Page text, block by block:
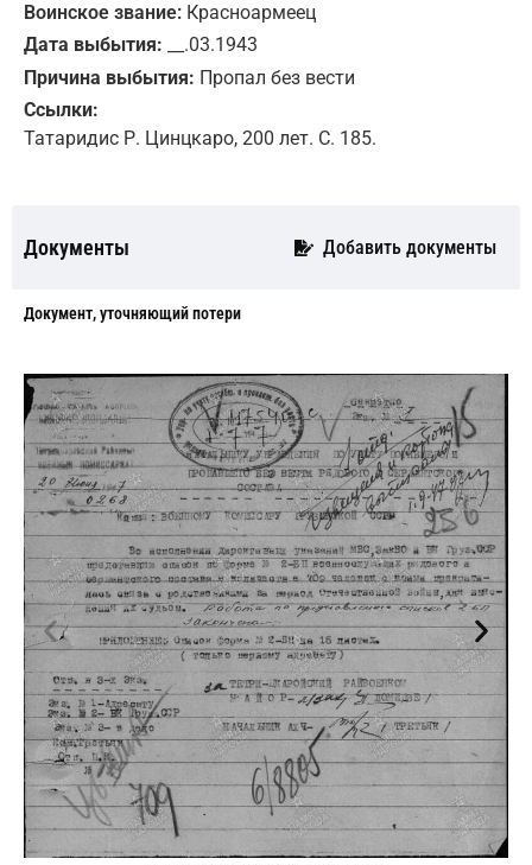
Воинское звание: Красноармеец
Дата выбытия: __.03.1943
Причина выбытия: Пропал без вести
Ссылки:
Татаридис Р. Цинцкаро, 200 лет. С. 185.
Документы Добавить документы
Документ, уточняющий потери